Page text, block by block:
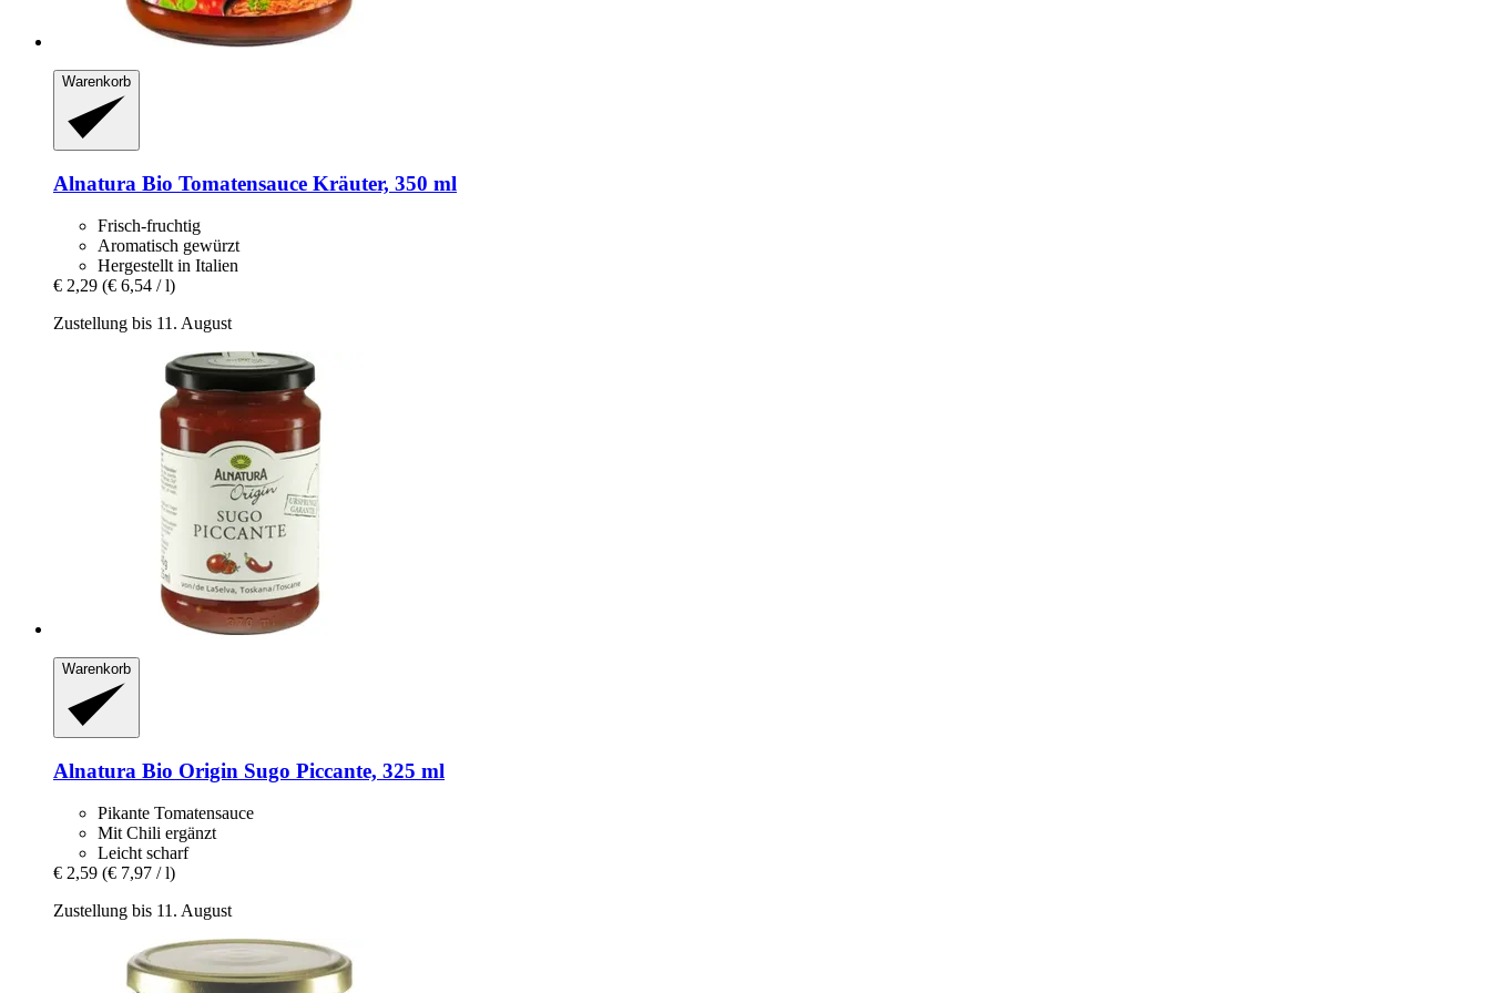
Warenkorb
Alnatura Bio Tomatensauce Kräuter, 350 ml
Frisch-fruchtig
Aromatisch gewürzt
Hergestellt in Italien
€ 2,29 (€ 6,54 / l)
Zustellung bis 11. August
Warenkorb
Alnatura Bio Origin Sugo Piccante, 325 ml
Pikante Tomatensauce
Mit Chili ergänzt
Leicht scharf
€ 2,59 (€ 7,97 / l)
Zustellung bis 11. August